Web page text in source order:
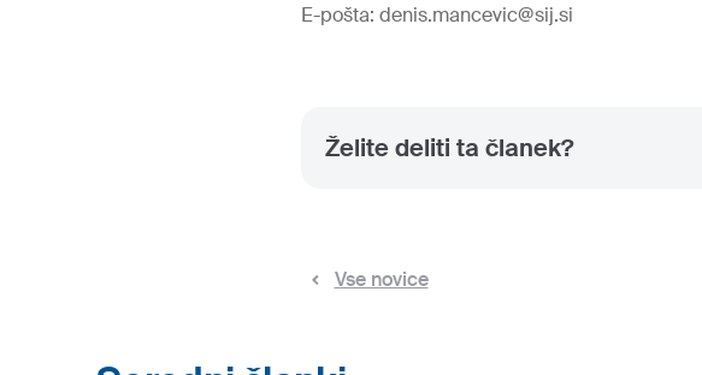
E-pošta: denis.mancevic@sij.si
Želite deliti ta članek?
Vse novice